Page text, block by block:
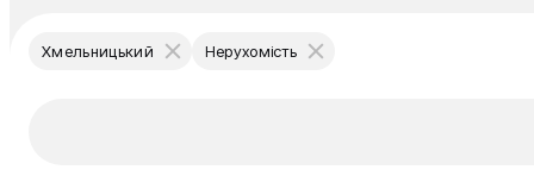
Хмельницький Нерухомість